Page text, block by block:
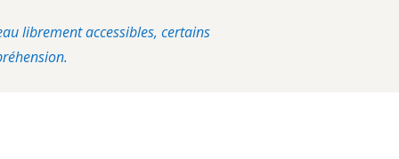
librement accessibles, certains